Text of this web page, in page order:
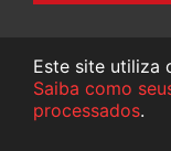
Este site utiliza
Saiba como
processados.